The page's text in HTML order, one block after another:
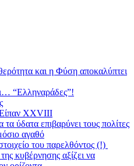
και η Φύση αποκαλύπτει
“Ελληναράδες”!
XXVIII
τα ύδατα επιβαρύνει τους πολίτες
αγαθό
του παρελθόντος (!)
κυβέρνησης αξίζει να